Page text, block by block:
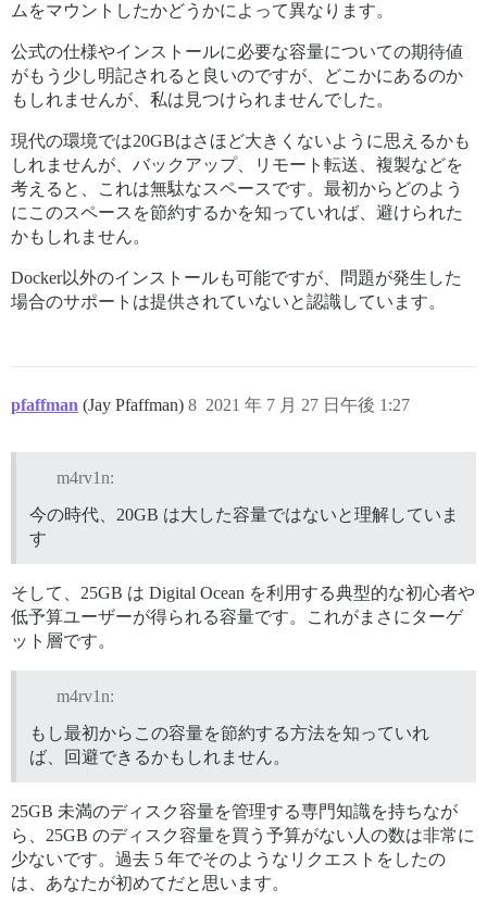
ムをマウントしたかどうかによって異なります。
公式の仕様やインストールに必要な容量についての期待値
がもう少し明記されると良いのですが、どこかにあるのか
もしれませんが、私は見つけられませんでした。
現代の環境では20GBはさほど大きくないように思えるかも
しれませんが、バックアップ、リモート転送、複製などを
考えると、これは無駄なスペースです。最初からどのよう
にこのスペースを節約するかを知っていれば、避けられた
かもしれません。
Docker以外のインストールも可能ですが、問題が発生した
場合のサポートは提供されていないと認識しています。
pfaffman (Jay Pfaffman) 2021 年 7 月 27 日午後 1:27
8
m4rv1n:
今の時代、20GB は大した容量ではないと理解していま
す
そして、25GB は Digital Ocean を利用する典型的な初心者や
低予算ユーザーが得られる容量です。これがまさにターゲ
ット層です。
m4rv1n:
もし最初からこの容量を節約する方法を知っていれ
ば、回避できるかもしれません。
25GB 未満のディスク容量を管理する専門知識を持ちなが
ら、25GB のディスク容量を買う予算がない人の数は非常に
少ないです。過去 5 年でそのようなリクエストをしたの
は、あなたが初めてだと思います。